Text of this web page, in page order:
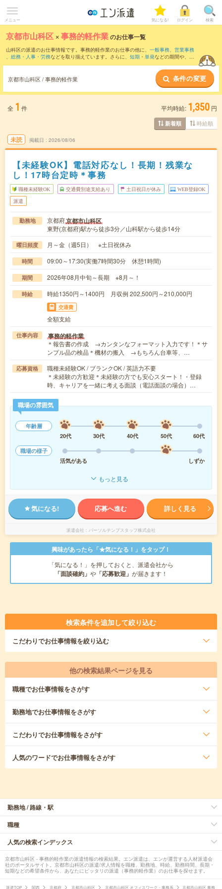
メニュー 気になる! ログイン 検索
京都市山科区 ×事務的軽作業のお仕事一覧
山科区の派遣のお仕事情報です。事務的軽作業のお仕事の他に、 一般事務、 営業事務
、 総務・人事・労務などを取り揃えています。さらに、 短期 ・ 単発などの期間や、 職
京都市山科区 / 事務的軽作業 条件の変更
全 1 件 平均時給: 1,350 円
新着順 時給順
未読 掲載日 2026/08/06
【未経験OK】電話対応なし！長期！残業な
し！17時台定時＊事務
職種未経験OK 交通費別途支給あり 土日祝日が休み WEB登録OK
派遣
勤務地 京都府京都市山科区
東野(京都府)駅から徒歩3分／山科駅から徒歩14分
曜日頻度 月～金（週5日） ※土日祝休み
時間 09:00～17:30(実働7時間30分 休憩1時間)
期間 2026年08月中旬～長期 ※8月～！
時給 時給1350円～1400円 月収例 202,500円～210,000円
交通費
全額支給
仕事内容 事務的軽作業
＊報告書の作成 →カンタンなフォーマット入力です！＊サ
ンプル品の検品＊機材の搬入 →もちろん台車等、…
応募資格
職種未経験OK / ブランクOK / 英語力不要
＊未経験の方歓迎＊未経験の方でも安心スタート！・登録
時、キャリアを一緒に考える面談（電話面談の場合）…
職場の雰囲気
年齢層
20代
30代 40代 50代
60代
職場の様子
活気がある
しずか
もっと見る
気になる! 応募へ進む 詳しく見る
派遣会社 パーソルテンプスタッフ株式会社
興味があったら「★気になる！」をタップ！
「気になる！」を押しておくと、派遣会社から
「面談確約」 や 「応募歓迎」 が届きます！
検索条件を追加して絞り込む
こだわりでお仕事情報を絞り込む
他の検索結果ページを見る
職種でお仕事情報をさがす
勤務地でお仕事情報をさがす
こだわりでお仕事情報をさがす
人気のワードでお仕事情報をさがす
勤務地 / 路線・駅
職種
人気の検索インデックス
京都市山科区 - 事務的軽作業の派遣情報の検索結果。エン派遣は、エンが運営する人材派遣会
社のポータルサイト。京都市山科区の派遣/求人情報を職種、勤務地、時給、勤務時間、長期・
短期などの希望条件から、あなたにピッタリの派遣（事務的軽作業）のお仕事を探せます。
派遣TOP 関西 京都府 京都市山科区 京都市山科区 オフィスワーク・事務系 京都市山科区 事務